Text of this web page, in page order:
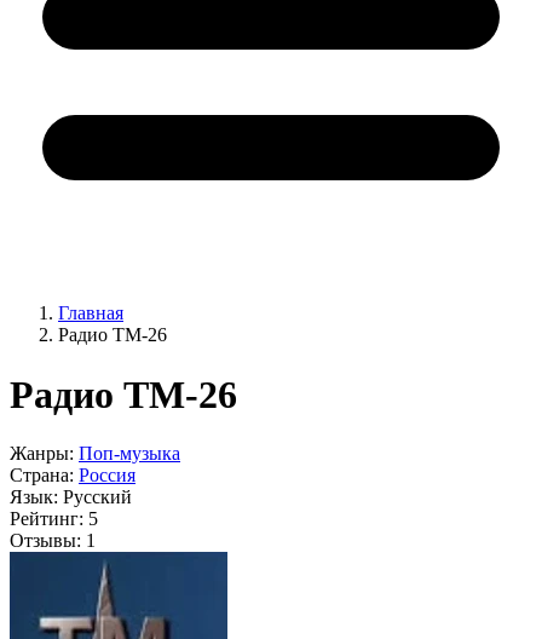
Главная
Радио ТМ-26
Радио ТМ-26
Жанры: Поп-музыка
Страна: Россия
Язык: Русский
Рейтинг: 5
Отзывы: 1